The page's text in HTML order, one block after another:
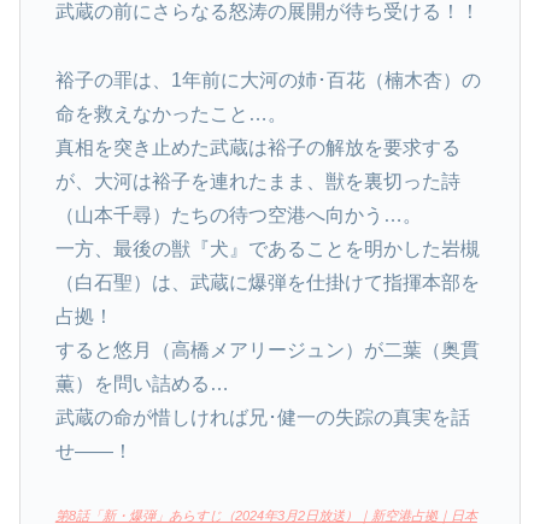
武蔵の前にさらなる怒涛の展開が待ち受ける！！
裕子の罪は、1年前に大河の姉･百花（楠木杏）の
命を救えなかったこと…。
真相を突き止めた武蔵は裕子の解放を要求する
が、大河は裕子を連れたまま、獣を裏切った詩
（山本千尋）たちの待つ空港へ向かう…。
一方、最後の獣『犬』であることを明かした岩槻
（白石聖）は、武蔵に爆弾を仕掛けて指揮本部を
占拠！
すると悠月（高橋メアリージュン）が二葉（奥貫
薫）を問い詰める…
武蔵の命が惜しければ兄･健一の失踪の真実を話
せ――！
第8話「新・爆弾」あらすじ（2024年3月2日放送）｜新空港占拠｜日本